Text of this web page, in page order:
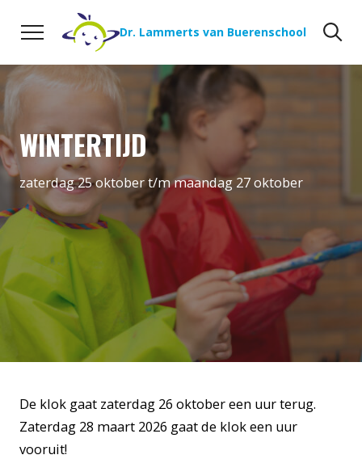
Naar de inhoud
Dr. Lammerts van Buerenschool
WINTERTIJD
zaterdag 25 oktober t/m maandag 27 oktober
De klok gaat zaterdag 26 oktober een uur terug.
Zaterdag 28 maart 2026 gaat de klok een uur
vooruit!